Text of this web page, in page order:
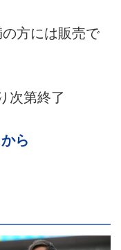
方には販売で
次第終了
ら